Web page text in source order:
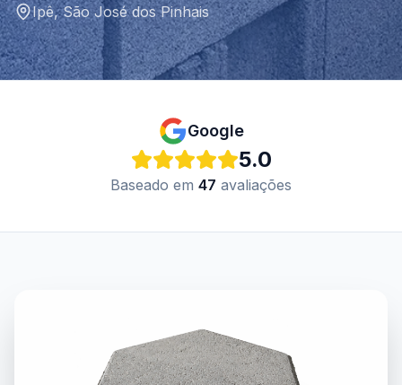
Ipê,São José dos Pinhais
Google
5.0
Baseado em 47 avaliações